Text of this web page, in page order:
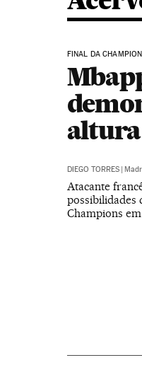
FINAL DA
DIEGO TORRES |
Atacante
possibilidades
Champions